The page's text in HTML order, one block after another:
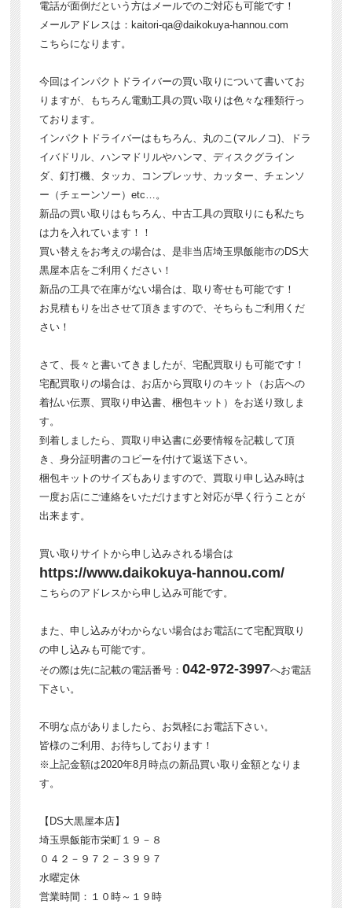
電話が面倒だという方はメールでのご対応も可能です！
メールアドレスは：kaitori-qa@daikokuya-hannou.com
こちらになります。
今回はインパクトドライバーの買い取りについて書いてお
りますが、もちろん電動工具の買い取りは色々な種類行っ
ております。
インパクトドライバーはもちろん、丸のこ(マルノコ)、ドラ
イバドリル、ハンマドリルやハンマ、ディスクグライン
ダ、釘打機、タッカ、コンプレッサ、カッター、チェンソ
ー（チェーンソー）etc…。
新品の買い取りはもちろん、中古工具の買取りにも私たち
は力を入れています！！
買い替えをお考えの場合は、是非当店埼玉県飯能市のDS大
黒屋本店をご利用ください！
新品の工具で在庫がない場合は、取り寄せも可能です！
お見積もりを出させて頂きますので、そちらもご利用くだ
さい！
さて、長々と書いてきましたが、宅配買取りも可能です！
宅配買取りの場合は、お店から買取りのキット（お店への
着払い伝票、買取り申込書、梱包キット）をお送り致しま
す。
到着しましたら、買取り申込書に必要情報を記載して頂
き、身分証明書のコピーを付けて返送下さい。
梱包キットのサイズもありますので、買取り申し込み時は
一度お店にご連絡をいただけますと対応が早く行うことが
出来ます。
買い取りサイトから申し込みされる場合は
https://www.daikokuya-hannou.com/
こちらのアドレスから申し込み可能です。
また、申し込みがわからない場合はお電話にて宅配買取り
の申し込みも可能です。
その際は先に記載の電話番号： 042-972-3997へお電話
下さい。
不明な点がありましたら、お気軽にお電話下さい。
皆様のご利用、お待ちしております！
※上記金額は2020年8月時点の新品買い取り金額となりま
す。
【DS大黒屋本店】
埼玉県飯能市栄町１９－８
０４２－９７２－３９９７
水曜定休
営業時間：１０時～１９時